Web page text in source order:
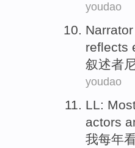
youdao
Narrator
reflects
叙述者
youdao
LL:
actors
我每年